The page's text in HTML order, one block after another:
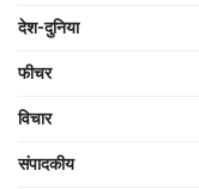
देश-दुनिया
फीचर
विचार
संपादकीय